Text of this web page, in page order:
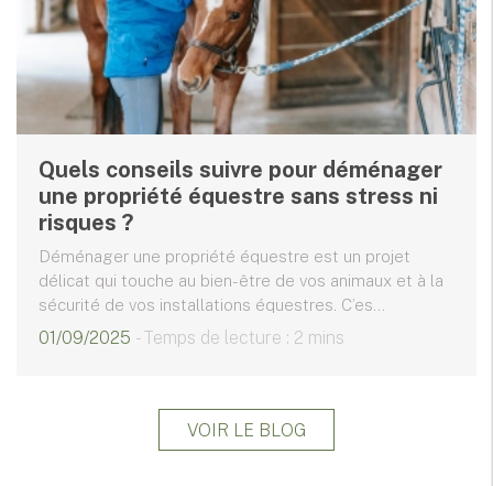
Quels conseils suivre pour déménager
une propriété équestre sans stress ni
risques ?
Déménager une propriété équestre est un projet
délicat qui touche au bien-être de vos animaux et à la
sécurité de vos installations équestres. C’es...
01/09/2025 - Temps de lecture : 2 mins
VOIR LE BLOG